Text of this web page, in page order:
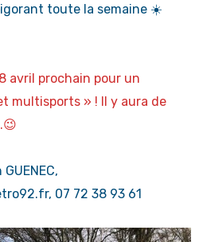
toute la semaine ☀️
avril prochain pour un
multisports » ! Il y aura de
GUENEC,
07 72 38 93 61